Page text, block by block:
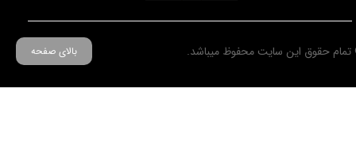
حقوق این سایت محفوظ میباشد. بالای صفحه